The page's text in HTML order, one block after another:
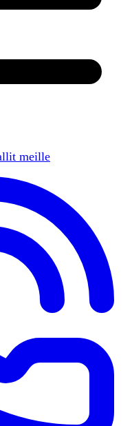
meille